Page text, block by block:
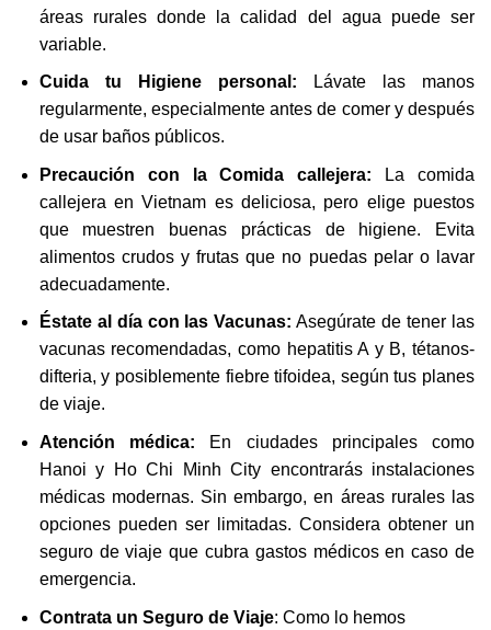
áreas rurales donde la calidad del agua puede ser
variable.
Cuida tu Higiene personal: Lávate las manos
regularmente, especialmente antes de comer y después
de usar baños públicos.
Precaución con la Comida callejera: La comida
callejera en Vietnam es deliciosa, pero elige puestos
que muestren buenas prácticas de higiene. Evita
alimentos crudos y frutas que no puedas pelar o lavar
adecuadamente.
Éstate al día con las Vacunas: Asegúrate de tener las
vacunas recomendadas, como hepatitis A y B, tétanos-
difteria, y posiblemente fiebre tifoidea, según tus planes
de viaje.
Atención médica: En ciudades principales como
Hanoi y Ho Chi Minh City encontrarás instalaciones
médicas modernas. Sin embargo, en áreas rurales las
opciones pueden ser limitadas. Considera obtener un
seguro de viaje que cubra gastos médicos en caso de
emergencia.
Contrata un Seguro de Viaje: Como lo hemos